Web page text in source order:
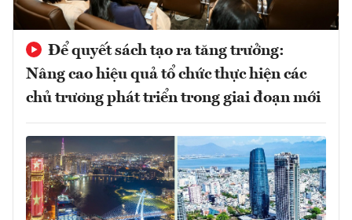
Để quyết sách tạo ra tăng trưởng:
Nâng cao hiệu quả tổ chức thực hiện các
chủ trương phát triển trong giai đoạn mới